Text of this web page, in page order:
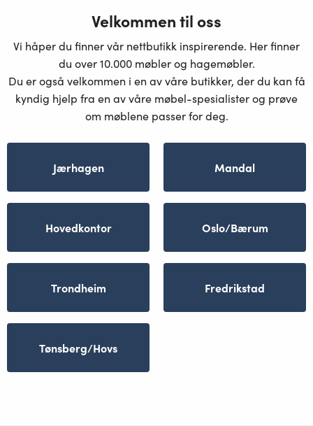
Velkommen til oss
Vi håper du finner vår nettbutikk inspirerende. Her finner
du over 10.000 møbler og hagemøbler.
Du er også velkommen i en av våre butikker, der du kan få
kyndig hjelp fra en av våre møbel-spesialister og prøve
om møblene passer for deg.
Jærhagen Mandal
Hovedkontor Oslo/Bærum
Trondheim Fredrikstad
Tønsberg/Hovs